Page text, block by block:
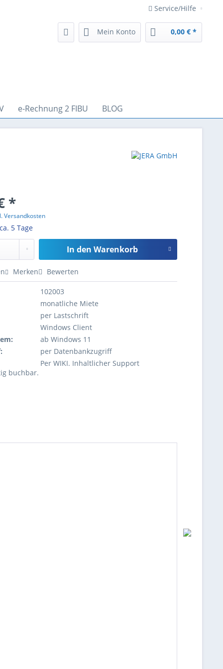
Service/Hilfe
Mein Konto 0,00 € *
e-Rechnung 2 FIBU BLOG
*
Versandkosten
5 Tage
In den Warenkorb
Merken Bewerten
102003
monatliche Miete
per Lastschrift
Windows Client
ab Windows 11
per Datenbankzugriff
Per WIKI. Inhaltlicher Support
buchbar.